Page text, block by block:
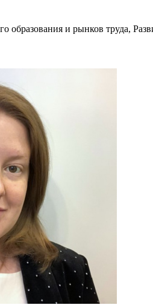
образования и рынков труда,